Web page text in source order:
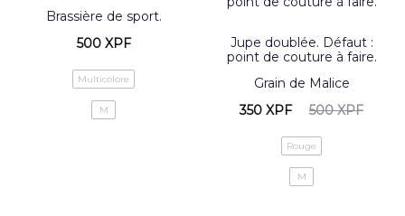
Brassière de sport.
500 XPF
Multicolore
M
Jupe doublée. Défaut :
point de couture à faire.
Grain de Malice
500XPF
350 XPF
Rouge
M